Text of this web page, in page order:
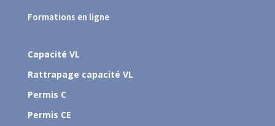
Formations en ligne
Capacité VL
Rattrapage capacité VL
Permis C
Permis CE